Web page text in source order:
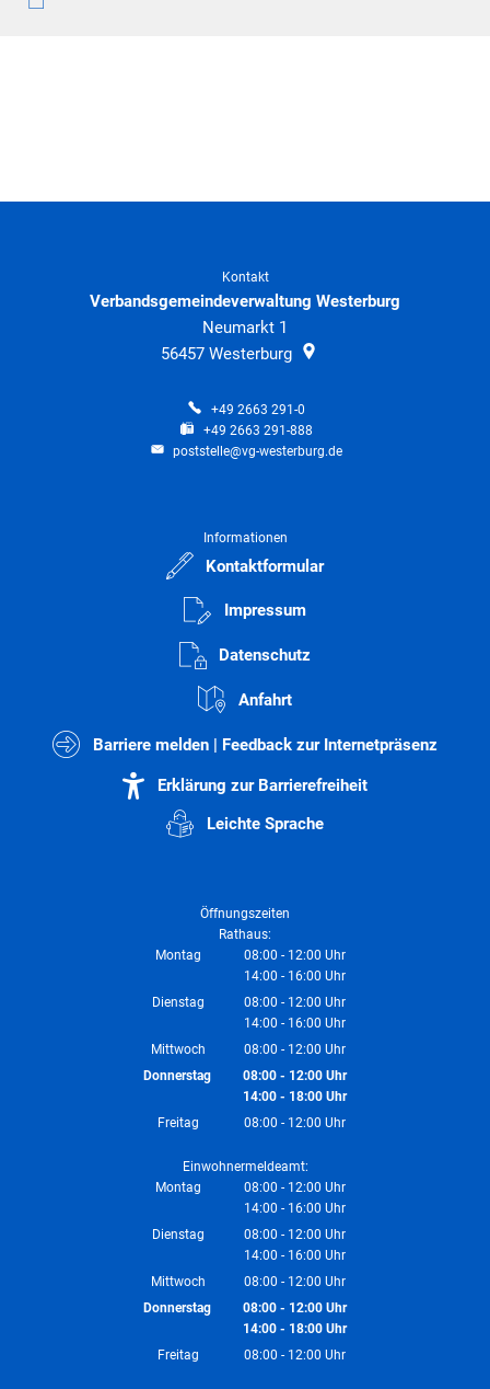
Kontakt
Verbandsgemeindeverwaltung Westerburg
Neumarkt 1
56457 Westerburg
+49 2663 291-0
+49 2663 291-888
poststelle@vg-westerburg.de
Informationen
Kontaktformular
Impressum
Datenschutz
Anfahrt
Barriere melden | Feedback zur Internetpräsenz
Erklärung zur Barrierefreiheit
Leichte Sprache
Öffnungszeiten
Rathaus:
Montag
08:00 - 12:00 Uhr
Von 08:00 bis 12:00 Uhr
14:00 - 16:00 Uhr
Von 14:00 bis 16:00 Uhr
Dienstag 08:00 - 12:00 Uhr
Von 08:00 bis 12:00 Uhr
14:00 - 16:00 Uhr
Von 14:00 bis 16:00 Uhr
Mittwoch 08:00 - 12:00 Uhr
Von 08:00 bis 12:00 Uhr
Donnerstag 08:00- 12:00Uhr
Von 08:00 bis 12:00 Uhr
14:00- 18:00Uhr
Von 14:00 bis 18:00 Uhr
Freitag 08:00 - 12:00 Uhr
Einwohnermeldeamt:
Montag
08:00 - 12:00 Uhr
Von 08:00 bis 12:00 Uhr
14:00 - 16:00 Uhr
Von 14:00 bis 16:00 Uhr
Dienstag 08:00 - 12:00 Uhr
Von 08:00 bis 12:00 Uhr
14:00 - 16:00 Uhr
Von 14:00 bis 16:00 Uhr
Mittwoch 08:00 - 12:00 Uhr
Von 08:00 bis 12:00 Uhr
Donnerstag 08:00- 12:00Uhr
Von 08:00 bis 12:00 Uhr
14:00- 18:00Uhr
Von 14:00 bis 18:00 Uhr
Freitag 08:00 - 12:00 Uhr